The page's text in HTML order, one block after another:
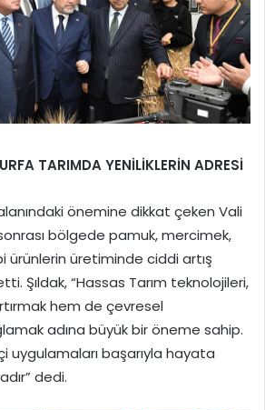
TARIMDA YENİLİKLERİN ADRESİ
alanındaki önemine dikkat çeken Vali
sonrası bölgede pamuk, mercimek,
ürünlerin üretiminde ciddi artış
Şıldak, “Hassas Tarım teknolojileri,
hem de çevresel
adına büyük bir öneme sahip.
uygulamaları başarıyla hayata
dedi.